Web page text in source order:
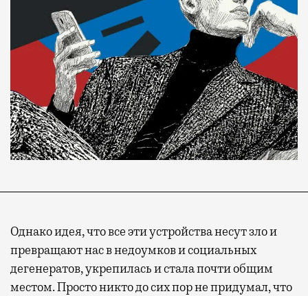
Однако идея, что все эти устройства несут зло и
превращают нас в недоумков и социальных
дегенератов, укрепилась и стала почти общим
местом. Просто никто до сих пор не придумал, что